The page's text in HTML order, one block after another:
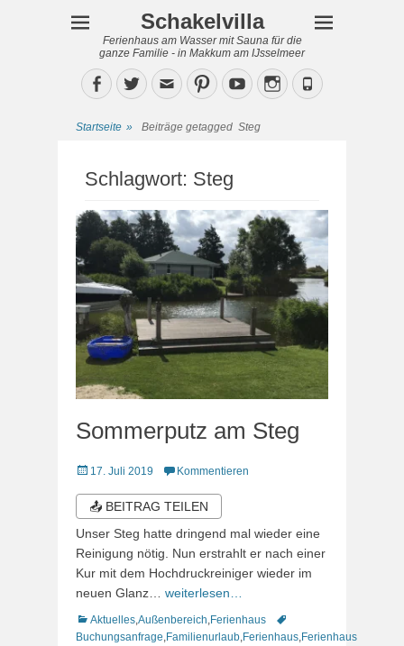
Schakelvilla
Ferienhaus am Wasser mit Sauna für die
ganze Familie - in Makkum am IJsselmeer
Facebook
TwitterEmailPinterestYouTubeInstagram
Phone
Startseite » Beiträge getagged Steg
Schlagwort: Steg
Sommerputz am Steg
Veröffentlicht
17. Juli 2019 Kommentieren
📤 BEITRAG TEILEN
Unser Steg hatte dringend mal wieder eine
Reinigung nötig. Nun erstrahlt er nach einer
Kur mit dem Hochdruckreiniger wieder im
neuen Glanz… weiterlesen…
Kategorien
Aktuelles,Außenbereich,Ferienhaus
Schlagworte
Buchungsanfrage,Familienurlaub,Ferienhaus,Ferienhaus